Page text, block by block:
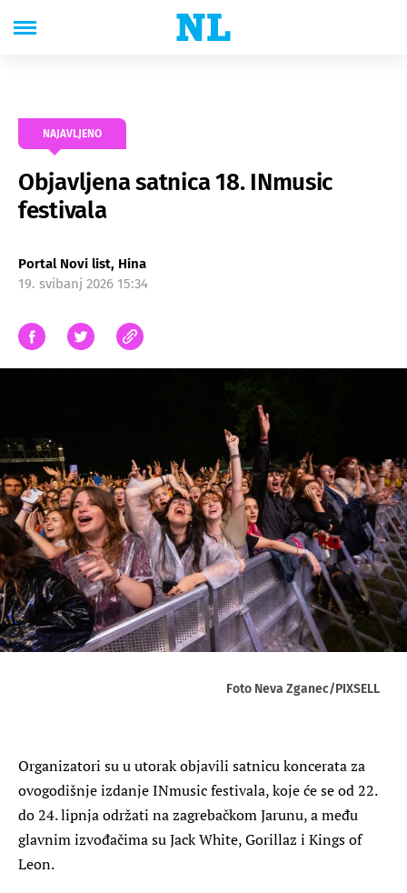
NAJAVLJENO
Objavljena satnica 18. INmusic
festivala
Portal Novi list, Hina
19. svibanj 2026 15:34
Foto Neva Zganec/PIXSELL
Organizatori su u utorak objavili satnicu koncerata za
ovogodišnje izdanje INmusic festivala, koje će se od 22.
do 24. lipnja održati na zagrebačkom Jarunu, a među
glavnim izvođačima su Jack White, Gorillaz i Kings of
Leon.